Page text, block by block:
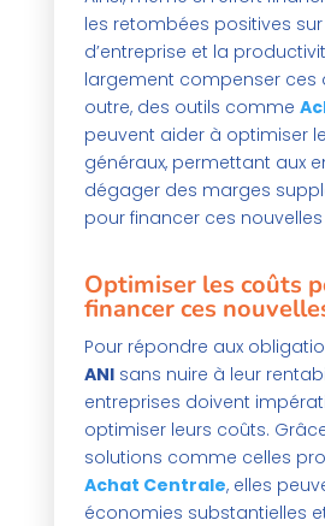
les retombées positives
d’entreprise et la
largement compenser ces
outre, des outils comme
peuvent aider à optimiser
généraux, permettant aux
dégager des marges
pour financer ces
Optimiser les coûts
financer ces
Pour répondre aux
ANIsans nuire à leur
entreprises doivent
optimiser leurs coûts.
solutions comme celles
Achat Centrale, elles
économies substantielles